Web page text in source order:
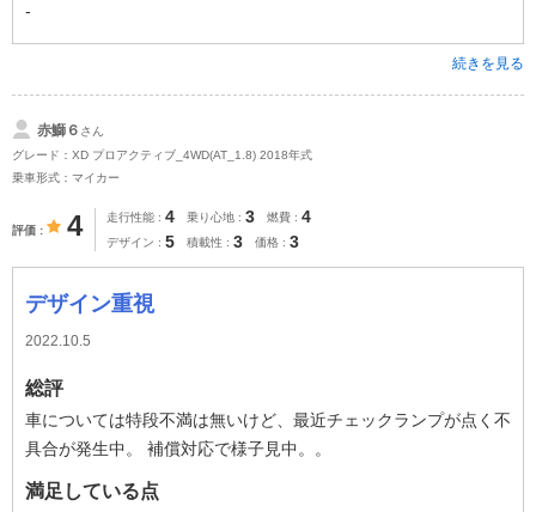
-
続きを見る
赤鰤６ さん
グレード：XD プロアクティブ_4WD(AT_1.8) 2018年式
乗車形式：マイカー
評価 4 走行性能 4 乗り心地 3 燃費 4
デザイン 5 積載性 3 価格 3
デザイン重視
2022.10.5
総評
車については特段不満は無いけど、最近チェックランプが点く不
具合が発生中。 補償対応で様子見中。。
満足している点